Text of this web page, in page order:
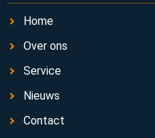
Home
Over ons
Service
Nieuws
Contact